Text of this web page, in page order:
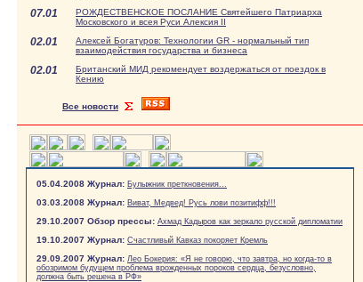
07.01
РОЖДЕСТВЕНСКОЕ ПОСЛАНИЕ Святейшего Патриарха
Московского и всея Руси Алексия II
02.01
Алексей Богатуров: Технологии GR - нормальный тип
взаимодействия государства и бизнеса
02.01
Британский МИД рекомендует воздержаться от поездок в
Кению
Все новости
05.04.2008 Журнал: Булыжник преткновения...
03.03.2008 Журнал: Виват, Медвед! Русь лови позитифф!!!
29.10.2007 Обзор прессы: Ахмад Кадыров как зеркало русской дипломатии
19.10.2007 Журнал: Счастливый Кавказ покоряет Кремль
29.09.2007 Журнал: Лео Бокерия: «Я не говорю, что завтра, но когда-то в
обозримом будущем проблема врожденных пороков сердца, безусловно,
должна быть решена в РФ»